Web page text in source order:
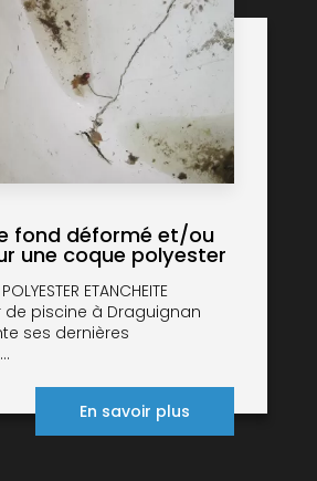
fond déformé et/ou
une coque polyester
ETANCHEITE
de piscine à Draguignan
ses dernières
En savoir plus